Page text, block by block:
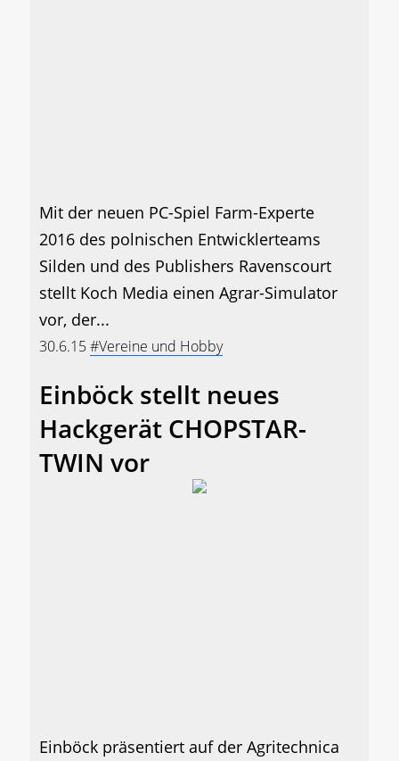
Mit der neuen PC-Spiel Farm-Experte
2016 des polnischen Entwicklerteams
Silden und des Publishers Ravenscourt
stellt Koch Media einen Agrar-Simulator
vor, der...
30.6.15#Vereine und Hobby
Einböck stellt neues
Hackgerät CHOPSTAR-
TWIN vor
Einböck präsentiert auf der Agritechnica